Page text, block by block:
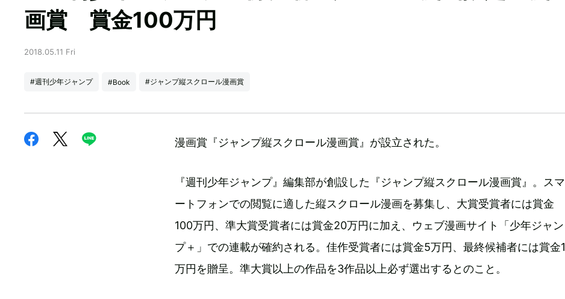
画賞 賞金100万円
2018.05.11 Fri
#週刊少年ジャンプ #Book #ジャンプ縦スクロール漫画賞
漫画賞『ジャンプ縦スクロール漫画賞』が設立された。
『週刊少年ジャンプ』編集部が創設した『ジャンプ縦スクロール漫画賞』。スマ
ートフォンでの閲覧に適した縦スクロール漫画を募集し、大賞受賞者には賞金
100万円、準大賞受賞者には賞金20万円に加え、ウェブ漫画サイト「少年ジャン
プ＋」での連載が確約される。佳作受賞者には賞金5万円、最終候補者には賞金1
万円を贈呈。準大賞以上の作品を3作品以上必ず選出するとのこと。